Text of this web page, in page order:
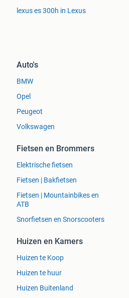
lexus es 300h in Lexus
Auto's
BMW
Opel
Peugeot
Volkswagen
Fietsen en Brommers
Elektrische fietsen
Fietsen | Bakfietsen
Fietsen | Mountainbikes en
ATB
Snorfietsen en Snorscooters
Huizen en Kamers
Huizen te Koop
Huizen te huur
Huizen Buitenland